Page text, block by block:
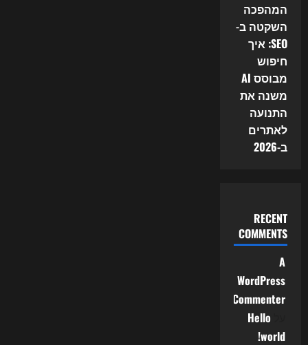
המהפכה
השקטה ב-
SEO: איך
חיפוש
מבוסס AI
משנה את
התנועה
לאתרים
ב-2026
RECENT
COMMENTS
A
WordPress
Commenter
Hello
world!